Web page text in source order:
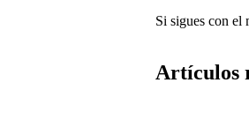
Si sigues con el
Artículos